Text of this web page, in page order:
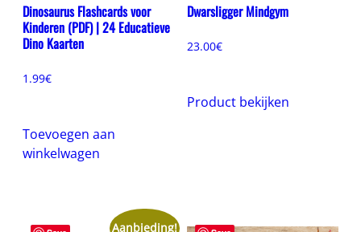
Dinosaurus Flashcards voor
Kinderen (PDF) | 24 Educatieve
Dino Kaarten
1.99€
Toevoegen aan
winkelwagen
Dwarsligger Mindgym
23.00€
Product bekijken
Aanbieding!